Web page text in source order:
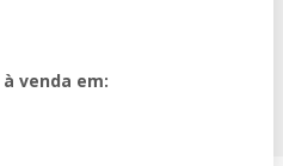
venda em: